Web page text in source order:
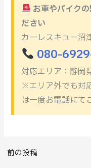
お車やバイク
ださい
カーレスキュー沼
080-
対応エリア：静岡
※エリア外でも対
は一度お電話にて
前の投稿